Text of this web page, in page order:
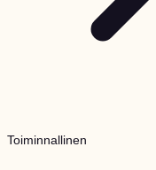
Toiminnallinen